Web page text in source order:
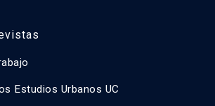
Estudios Urbanos UC